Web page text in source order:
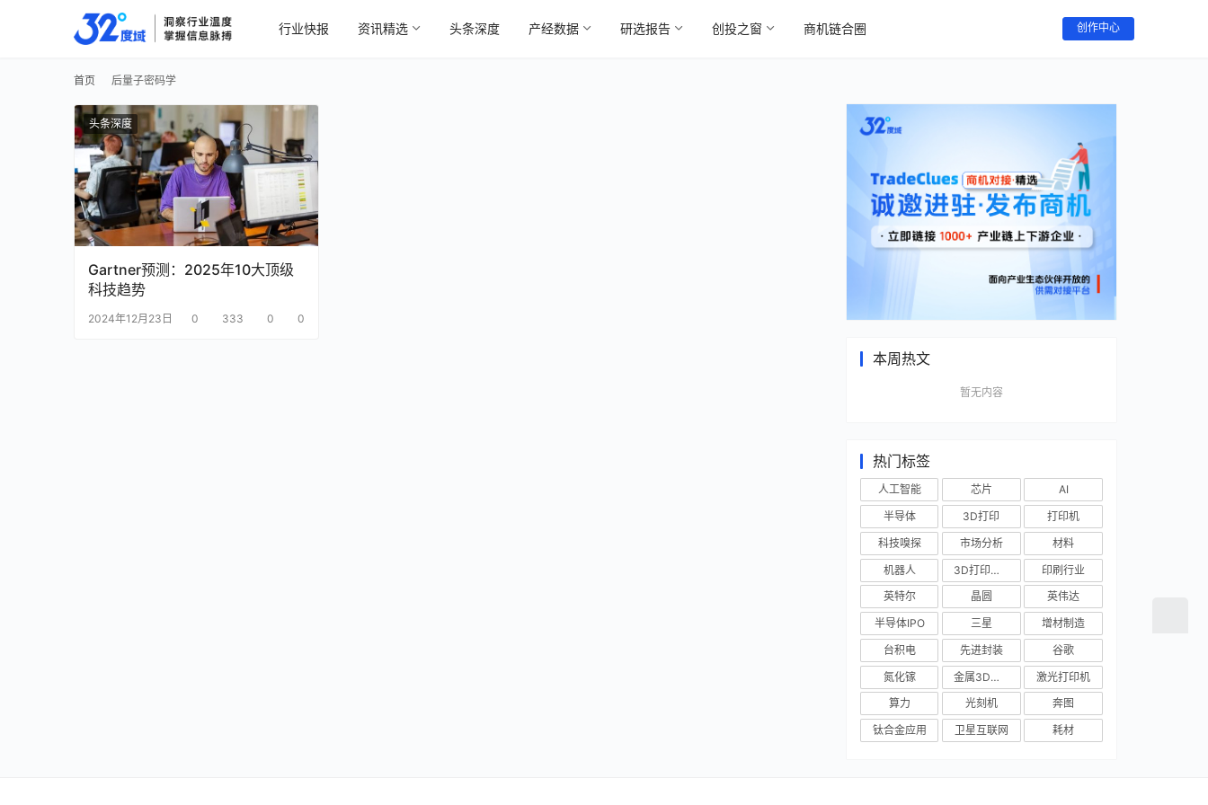
行业快报 资讯精选 头条深度 产经数据 研选报告 创投之窗 商机链合圈 创作中心
首页 后量子密码学
头条深度
Gartner预测：2025年10大顶级
科技趋势
2024年12月23日 0 333 0 0
本周热文
暂无内容
热门标签
人工智能 芯片
AI
半导体
3D打印
打印机
科技嗅探
市场分析
材料
机器人
3D打印技术
印刷行业
英特尔
晶圆
英伟达
半导体IPO
三星
增材制造
台积电
先进封装
谷歌
氮化镓
金属3D打印
激光打印机
算力
光刻机
奔图
钛合金应用
卫星互联网 耗材